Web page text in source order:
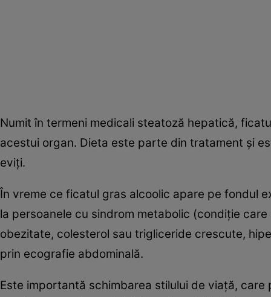
Numit în termeni medicali steatoză hepatică,
acestui organ. Dieta este parte din tratament şi
eviţi.
În vreme ce ficatul gras alcoolic apare pe fondul
la persoanele cu sindrom metabolic (condiţie
obezitate, colesterol sau trigliceride crescute,
prin ecografie abdominală.
Este importantă schimbarea stilului de viaţă,